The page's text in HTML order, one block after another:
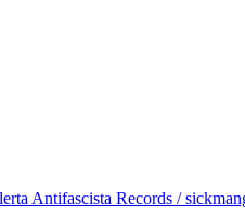
Antifascista Records /